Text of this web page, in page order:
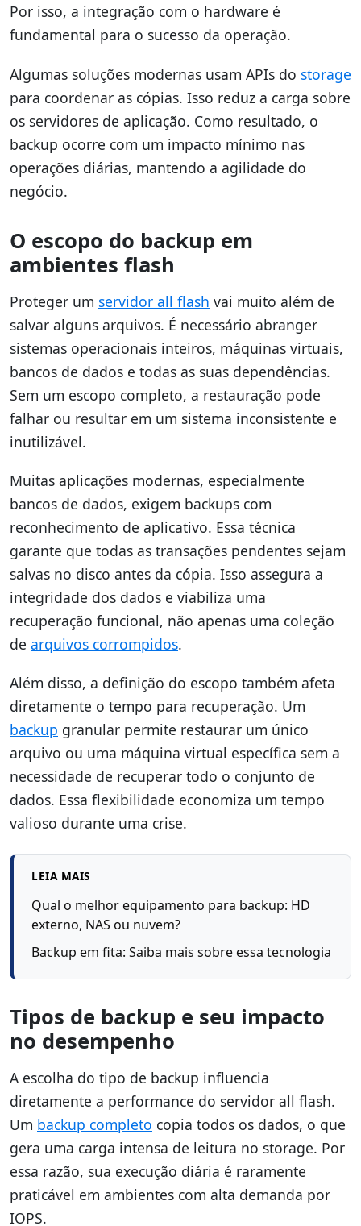
Por isso, a integração com o hardware é
fundamental para o sucesso da operação.
Algumas soluções modernas usam APIs do storage
para coordenar as cópias. Isso reduz a carga sobre
os servidores de aplicação. Como resultado, o
backup ocorre com um impacto mínimo nas
operações diárias, mantendo a agilidade do
negócio.
O escopo do backup em
ambientes flash
Proteger um servidor all flash vai muito além de
salvar alguns arquivos. É necessário abranger
sistemas operacionais inteiros, máquinas virtuais,
bancos de dados e todas as suas dependências.
Sem um escopo completo, a restauração pode
falhar ou resultar em um sistema inconsistente e
inutilizável.
Muitas aplicações modernas, especialmente
bancos de dados, exigem backups com
reconhecimento de aplicativo. Essa técnica
garante que todas as transações pendentes sejam
salvas no disco antes da cópia. Isso assegura a
integridade dos dados e viabiliza uma
recuperação funcional, não apenas uma coleção
de arquivos corrompidos.
Além disso, a definição do escopo também afeta
diretamente o tempo para recuperação. Um
backup granular permite restaurar um único
arquivo ou uma máquina virtual específica sem a
necessidade de recuperar todo o conjunto de
dados. Essa flexibilidade economiza um tempo
valioso durante uma crise.
LEIA MAIS
Qual o melhor equipamento para backup: HD
externo, NAS ou nuvem?
Backup em fita: Saiba mais sobre essa tecnologia
Tipos de backup e seu impacto
no desempenho
A escolha do tipo de backup influencia
diretamente a performance do servidor all flash.
Um backup completo copia todos os dados, o que
gera uma carga intensa de leitura no storage. Por
essa razão, sua execução diária é raramente
praticável em ambientes com alta demanda por
IOPS.